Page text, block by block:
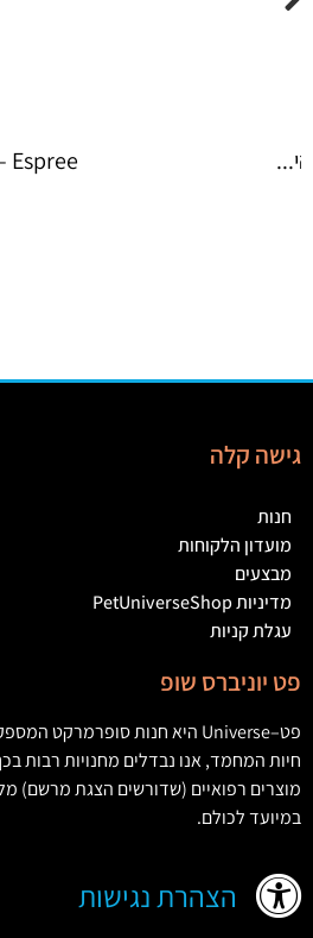
גישה קלה
חנות
מועדון הלקוחות
מבצעים
מדיניות PetUniverseShop
עגלת קניות
פט יוניברס שופ
פט–
Universe היא חנות סופרמרקט
חיות המחמד,אנו נבדלים מחנויות רבות
מוצרים רפואיים (שדורשים הצגת מרשם)
במיועד לכולם.
הצהרת נגישות